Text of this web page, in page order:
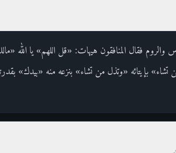
والروم فقال المنافقون هيهات: «قل اللهم» يا الله
تشاء» بإيتائه «وتذل من تشاء» بنزعه منه «بيدك»